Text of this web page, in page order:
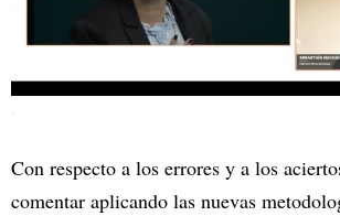
.
Con respecto a los errores y a los
comentar aplicando las nuevas